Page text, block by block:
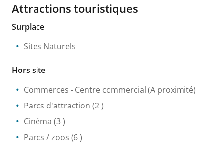
Attractions touristiques
Surplace
Sites Naturels
Hors site
Commerces - Centre commercial (A proximité)
Parcs d'attraction (2 )
Cinéma (3 )
Parcs / zoos (6 )